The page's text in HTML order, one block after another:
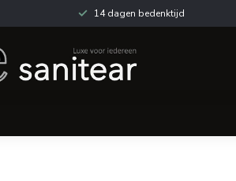
14 dagen bedenktijd